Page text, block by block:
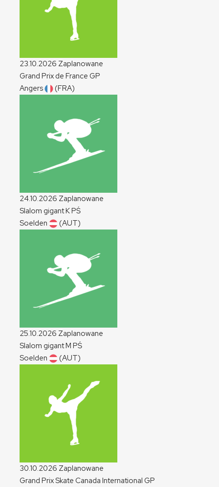
23.10.2026 Zaplanowane
Grand Prix de France GP
Angers
(FRA)
24.10.2026 Zaplanowane
Slalom gigantKPŚ
Soelden
(AUT)
25.10.2026 Zaplanowane
Slalom gigantM PŚ
Soelden
(AUT)
30.10.2026 Zaplanowane
Grand Prix Skate Canada International GP